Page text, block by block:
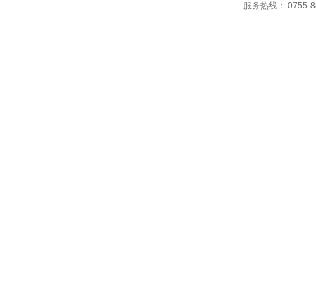
服务热线： 0755-